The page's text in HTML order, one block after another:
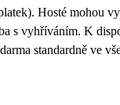
Hosté mohou
s vyhříváním. K
standardně ve